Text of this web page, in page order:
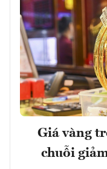
Giá vàng
chuỗi